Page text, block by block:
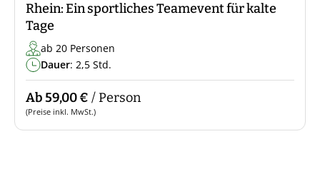
Rhein: Ein sportliches Teamevent für kalte
Tage
ab 20 Personen
Dauer: 2,5 Std.
Ab 59,00 € / Person
(Preise inkl. MwSt.)